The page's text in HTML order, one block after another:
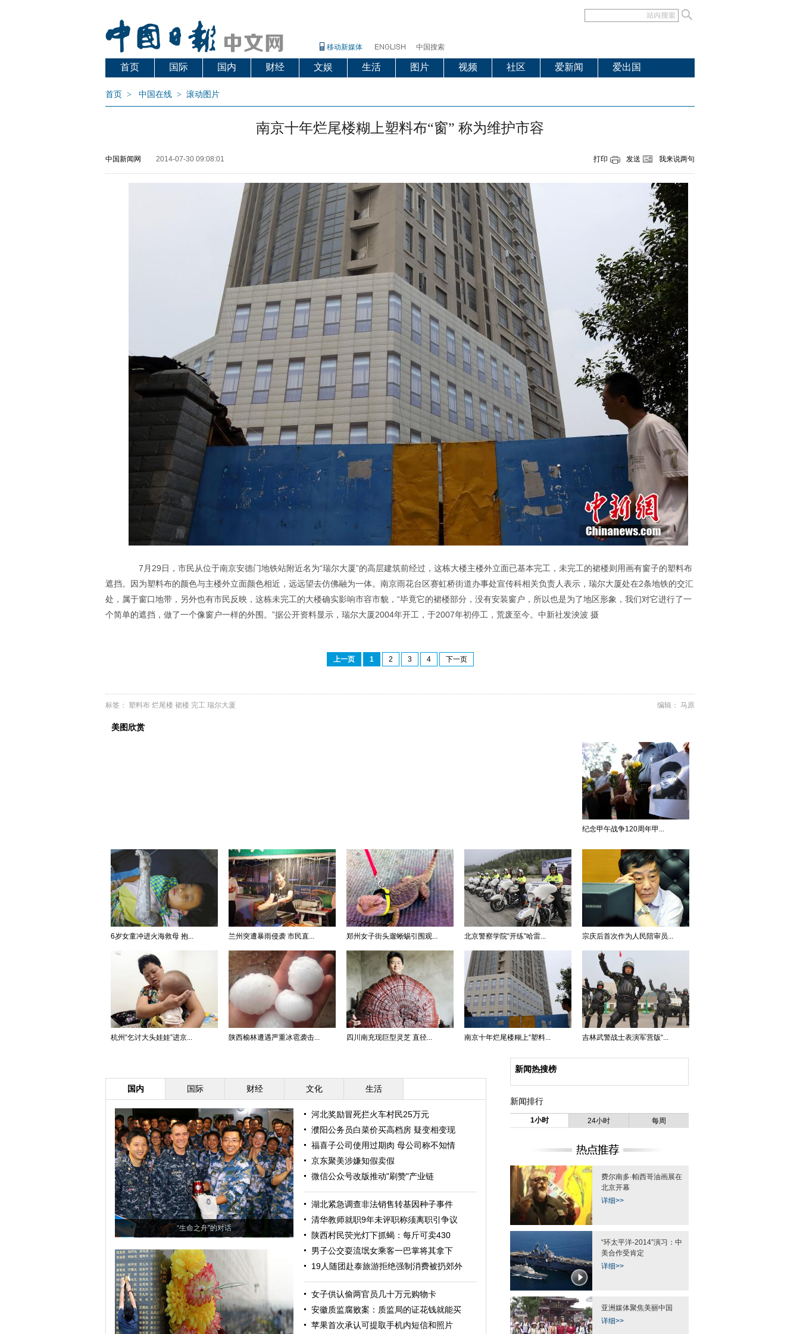
移动新媒体 中国搜索
首页 国际 国内 财经 文娱 生活 图片 视频 社区 爱新闻 爱出国
首页 > 中国在线 > 滚动图片
南京十年烂尾楼糊上塑料布“窗” 称为维护市容
中国新闻网 2014-07-30 09:08:01 打印 发送 我来说两句
7月29日，市民从位于南京安德门地铁站附近名为“瑞尔大厦”的高层建筑前经过，这栋大楼主楼外立面已基本完工，未完工的裙楼则用画有窗子的塑料布
遮挡。因为塑料布的颜色与主楼外立面颜色相近，远远望去仿佛融为一体。南京雨花台区赛虹桥街道办事处宣传科相关负责人表示，瑞尔大厦处在2条地铁的交汇
处，属于窗口地带，另外也有市民反映，这栋未完工的大楼确实影响市容市貌，“毕竟它的裙楼部分，没有安装窗户，所以也是为了地区形象，我们对它进行了一
个简单的遮挡，做了一个像窗户一样的外围。”据公开资料显示，瑞尔大厦2004年开工，于2007年初停工，荒废至今。中新社发泱波 摄
上一页 1 2 3 4 下一页
编辑： 马原
标签： 塑料布 烂尾楼 裙楼 完工 瑞尔大厦
美图欣赏
纪念甲午战争120周年甲...
6岁女童冲进火海救母 抱... 兰州突遭暴雨侵袭 市民直... 郑州女子街头遛蜥蜴引围观... 北京警察学院“开练”哈雷... 宗庆后首次作为人民陪审员...
杭州“乞讨大头娃娃”进京... 陕西榆林遭遇严重冰雹袭击... 四川南充现巨型灵芝 直径... 南京十年烂尾楼糊上“塑料... 吉林武警战士表演军营版“...
国内 国际 财经 文化 生活
“生命之舟”的对话
河北奖励冒死拦火车村民25万元
濮阳公务员白菜价买高档房 疑变相变现
福喜子公司使用过期肉 母公司称不知情
京东聚美涉嫌知假卖假
微信公众号改版推动"刷赞"产业链
湖北紧急调查非法销售转基因种子事件
清华教师就职9年未评职称须离职引争议
陕西村民荧光灯下抓蝎：每斤可卖430
男子公交耍流氓女乘客一巴掌将其拿下
19人随团赴泰旅游拒绝强制消费被扔郊外
女子供认偷两官员几十万元购物卡
安徽质监腐败案：质监局的证花钱就能买
苹果首次承认可提取手机内短信和照片
新闻热搜榜
新闻排行
1小时 24小时 每周
费尔南多·帕西哥油画展在
北京开幕
详细>>
“环太平洋-2014”演习：中
美合作受肯定
详细>>
亚洲媒体聚焦美丽中国
详细>>